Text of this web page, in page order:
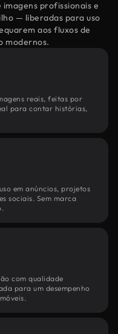
imagens profissionais e
— liberadas para uso
aos fluxos de
modernos.
reais, feitas por
para contar histórias,
em anúncios, projetos
sociais. Sem marca
com qualidade
para um desempenho